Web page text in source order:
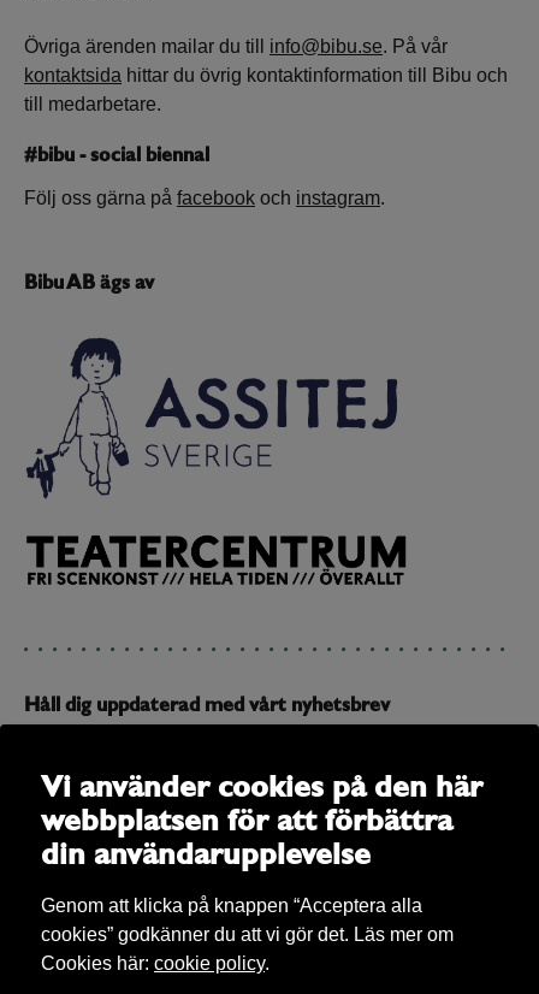
Övriga ärenden mailar du till info@bibu.se. På vår
kontaktsida hittar du övrig kontaktinformation till Bibu och
till medarbetare.
#bibu - social biennal
Följ oss gärna på facebook och instagram.
Bibu AB ägs av
Håll dig uppdaterad med vårt nyhetsbrev
allt som är på gång
E-post
Vi använder cookies på den här
webbplatsen för att förbättra
din användarupplevelse
Genom att klicka på knappen “Acceptera alla
cookies” godkänner du att vi gör det. Läs mer om
Cookies här: cookie policy.